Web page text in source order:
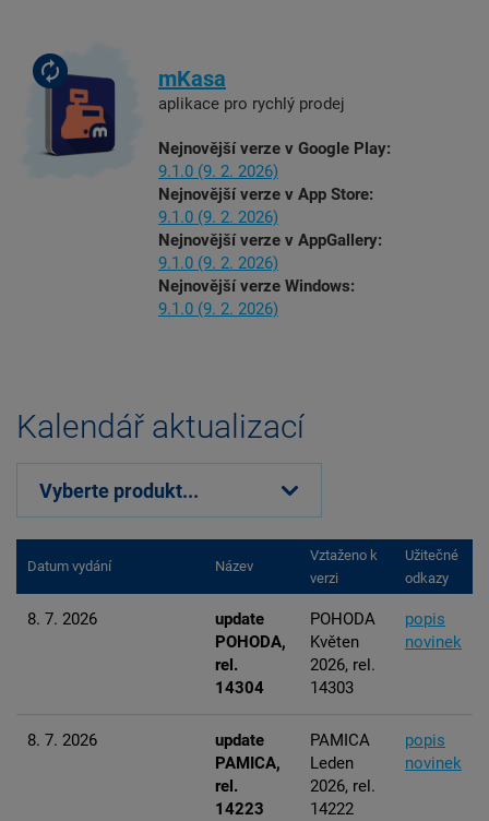
mKasa
aplikace pro rychlý prodej
Nejnovější verze v Google Play:
9.1.0 (9. 2. 2026)
Nejnovější verze v App Store:
9.1.0 (9. 2. 2026)
Nejnovější verze v AppGallery:
9.1.0 (9. 2. 2026)
Nejnovější verze Windows:
9.1.0 (9. 2. 2026)
Kalendář aktualizací
Vyberte produkt...
Datum vydání Název
Vztaženo k
verzi
Užitečné
odkazy
8. 7. 2026
update
POHODA,
rel.
14304
POHODA
Květen
2026, rel.
14303
popis
novinek
8. 7. 2026
update
PAMICA,
rel.
14223
PAMICA
Leden
2026, rel.
14222
popis
novinek